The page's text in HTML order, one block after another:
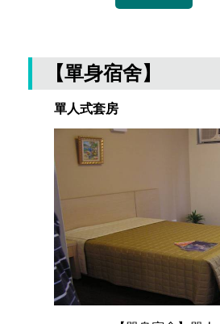
【單身宿舍】
單人式套房